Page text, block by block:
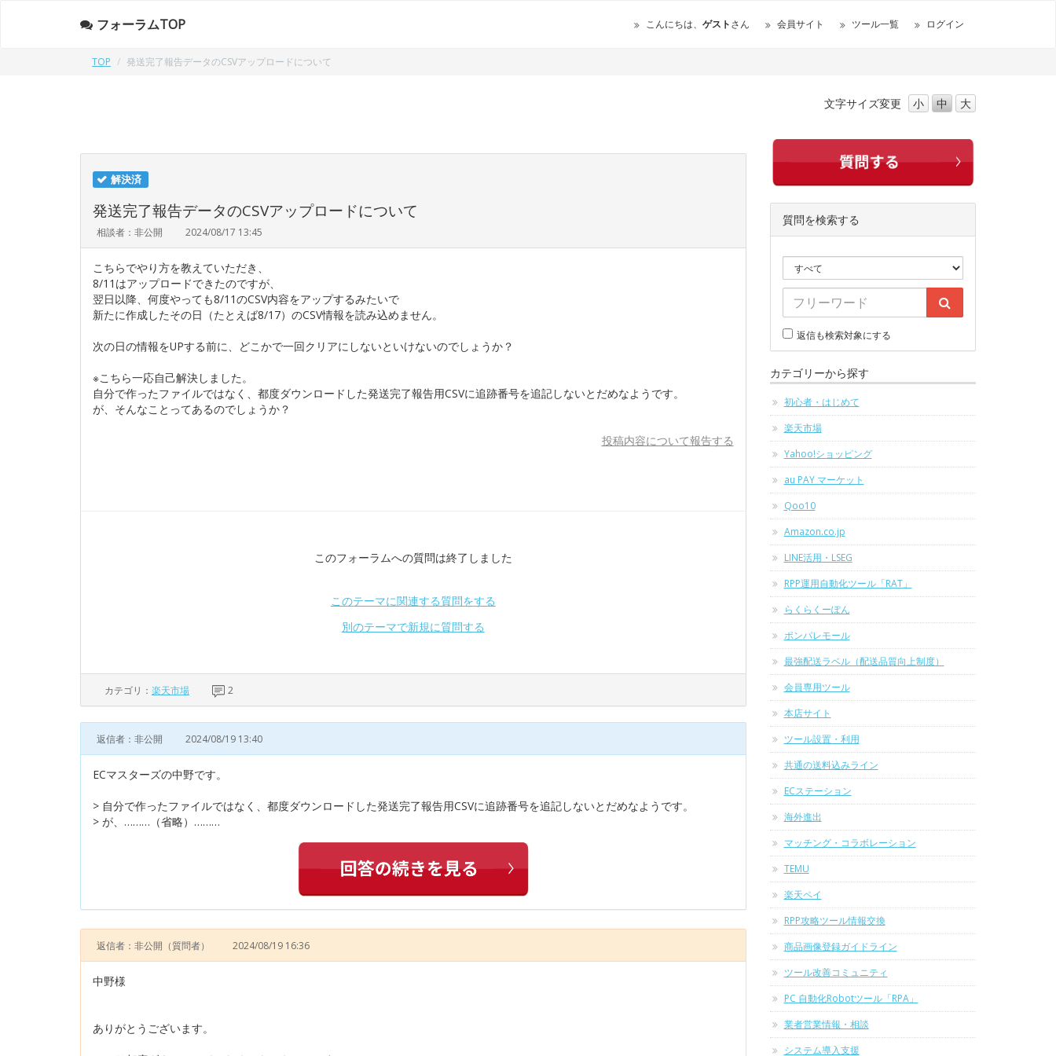
フォーラムTOP こんにちは、 ゲストさん 会員サイト ツール一覧 ログイン
TOP 発送完了報告データのCSVアップロードについて
文字サイズ変更 小 中 大
解決済
発送完了報告データのCSVアップロードについて
相談者：非公開 2024/08/17 13:45
こちらでやり方を教えていただき、
8/11はアップロードできたのですが、
翌日以降、何度やっても8/11のCSV内容をアップするみたいで
新たに作成したその日（たとえば8/17）のCSV情報を読み込めません。
次の日の情報をUPする前に、どこかで一回クリアにしないといけないのでしょうか？
※こちら一応自己解決しました。
自分で作ったファイルではなく、都度ダウンロードした発送完了報告用CSVに追跡番号を追記しないとだめなようです。
が、そんなことってあるのでしょうか？
投稿内容について報告する
このフォーラムへの質問は終了しました
このテーマに関連する質問をする
別のテーマで新規に質問する
カテゴリ： 楽天市場 2
返信者：非公開 2024/08/19 13:40
ECマスターズの中野です。
> 自分で作ったファイルではなく、都度ダウンロードした発送完了報告用CSVに追跡番号を追記しないとだめなようです。
> が、………（省略）………
返信者：非公開 （質問者） 2024/08/19 16:36
中野様
ありがとうございます。
質問を検索する
返信も検索対象にする
カテゴリーから探す
初心者・はじめて
楽天市場
Yahoo!ショッピング
au PAY マーケット
Qoo10
Amazon.co.jp
LINE活用・LSEG
RPP運用自動化ツール「RAT」
らくらくーぽん
ポンパレモール
最強配送ラベル（配送品質向上制度）
会員専用ツール
本店サイト
ツール設置・利用
共通の送料込みライン
ECステーション
海外進出
マッチング・コラボレーション
TEMU
楽天ペイ
RPP攻略ツール情報交換
商品画像登録ガイドライン
ツール改善コミュニティ
PC 自動化Robotツール「RPA」
業者営業情報・相談
システム導入支援